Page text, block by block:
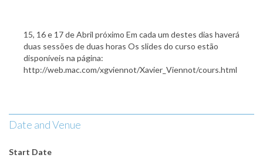
15, 16 e 17 de Abril próximo Em cada um destes dias haverá
duas sessões de duas horas Os slides do curso estão
disponíveis na página:
http://web.mac.com/xgviennot/Xavier_Viennot/cours.html
Date and Venue
Start Date